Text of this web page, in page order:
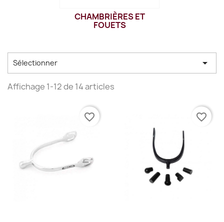
CHAMBRIÈRES ET
FOUETS
Sélectionner 
Affichage 1-12 de 14 articles
favorite_border favorite_border